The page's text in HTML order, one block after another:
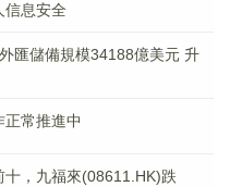
信息安全
匯儲備規模34188億美元 升
正常推進中
十，九福來(08611.HK)跌